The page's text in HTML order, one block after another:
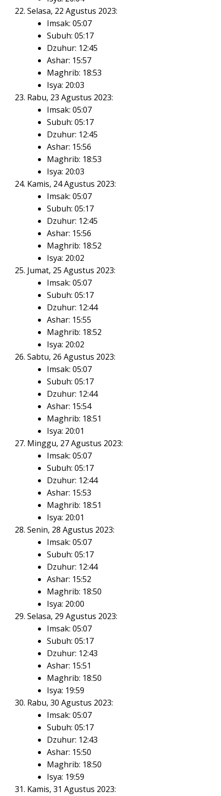
Selasa, 22 Agustus 2023:
Imsak: 05:07
Subuh: 05:17
Dzuhur: 12:45
Ashar: 15:57
Maghrib: 18:53
Isya: 20:03
Rabu, 23 Agustus 2023:
Imsak: 05:07
Subuh: 05:17
Dzuhur: 12:45
Ashar: 15:56
Maghrib: 18:53
Isya: 20:03
Kamis, 24 Agustus 2023:
Imsak: 05:07
Subuh: 05:17
Dzuhur: 12:45
Ashar: 15:56
Maghrib: 18:52
Isya: 20:02
Jumat, 25 Agustus 2023:
Imsak: 05:07
Subuh: 05:17
Dzuhur: 12:44
Ashar: 15:55
Maghrib: 18:52
Isya: 20:02
Sabtu, 26 Agustus 2023:
Imsak: 05:07
Subuh: 05:17
Dzuhur: 12:44
Ashar: 15:54
Maghrib: 18:51
Isya: 20:01
Minggu, 27 Agustus 2023:
Imsak: 05:07
Subuh: 05:17
Dzuhur: 12:44
Ashar: 15:53
Maghrib: 18:51
Isya: 20:01
Senin, 28 Agustus 2023:
Imsak: 05:07
Subuh: 05:17
Dzuhur: 12:44
Ashar: 15:52
Maghrib: 18:50
Isya: 20:00
Selasa, 29 Agustus 2023:
Imsak: 05:07
Subuh: 05:17
Dzuhur: 12:43
Ashar: 15:51
Maghrib: 18:50
Isya: 19:59
Rabu, 30 Agustus 2023:
Imsak: 05:07
Subuh: 05:17
Dzuhur: 12:43
Ashar: 15:50
Maghrib: 18:50
Isya: 19:59
Kamis, 31 Agustus 2023: